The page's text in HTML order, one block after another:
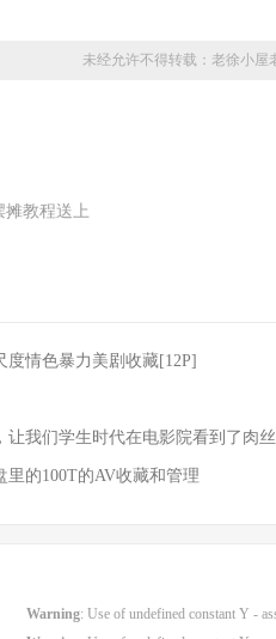
未经允许不得转载：老徐小屋
摊教程送上
度情色暴力美剧收藏[12P]
让我们学生时代在电影院看到了肉
里的100T的AV收藏和管理
Warning: Use of undefined constant Y -